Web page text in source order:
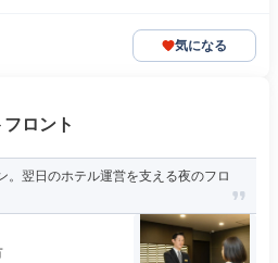
気になる
ロント
。翌日のホテル運営を支える夜のフロ